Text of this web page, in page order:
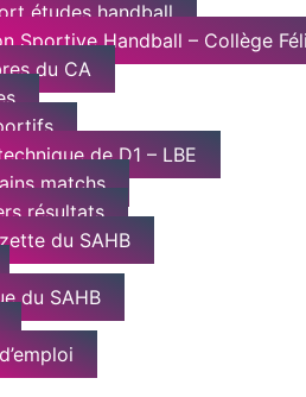
études handball
Sportive Handball – Collège
du CA
de D1 – LBE
matchs
résultats
du SAHB
du SAHB